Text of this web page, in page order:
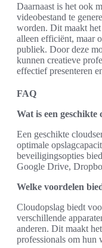
Daarnaast is het ook
videobestand te
worden. Dit maakt
alleen efficiënt, maar
publiek. Door deze
kunnen creatieve
effectief presenteren
FAQ
Wat is een geschikte
Een geschikte
optimale
beveiligingsopties
Google Drive,
Welke voordelen
Cloudopslag biedt
verschillende
anderen. Dit maakt
professionals om hun